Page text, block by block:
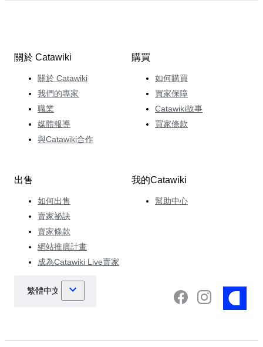
關於 Catawiki
關於 Catawiki
我們的專家
職業
媒體報導
與Catawiki合作
購買
如何購買
買家保障
Catawiki故事
買家條款
出售
如何出售
賣家祕訣
賣家條款
網站推廣計畫
成為Catawiki Live賣家
我的Catawiki
幫助中心